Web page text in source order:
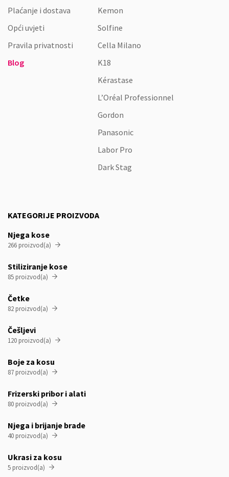
Plaćanje i dostava
Opći uvjeti
Pravila privatnosti
Blog
Kemon
Solfine
Cella Milano
K18
Kérastase
L’Oréal Professionnel
Gordon
Panasonic
Labor Pro
Dark Stag
KATEGORIJE PROIZVODA
Njega kose
266 proizvod(a) 
Stiliziranje kose
85 proizvod(a) 
Četke
82 proizvod(a) 
Češljevi
120 proizvod(a) 
Boje za kosu
87 proizvod(a) 
Frizerski pribor i alati
80 proizvod(a) 
Njega i brijanje brade
40 proizvod(a) 
Ukrasi za kosu
5 proizvod(a) 